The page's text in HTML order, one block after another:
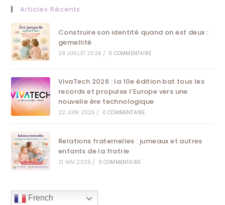
Articles Récents
Construire son identité quand on est deux :
gemellité
28 JUILLET 2026 / 0 COMMENTAIRE
VivaTech 2026 : la 10e édition bat tous les
records et propulse l’Europe vers une
nouvelle ère technologique
22 JUIN 2026 / 0 COMMENTAIRE
Relations fraternelles : jumeaux et autres
enfants de la fratrie
21 MAI 2026 / 0 COMMENTAIRE
French